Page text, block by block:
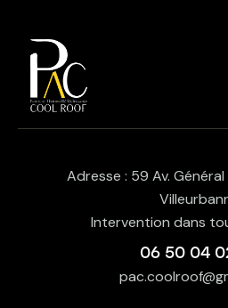
Adresse : 59 Av.
Intervention dans
06 50 04